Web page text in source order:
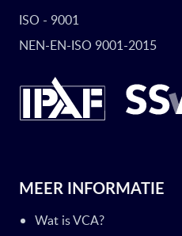
ISO - 9001
NEN-EN-ISO 9001-2015
MEER INFORMATIE
Wat is VCA?